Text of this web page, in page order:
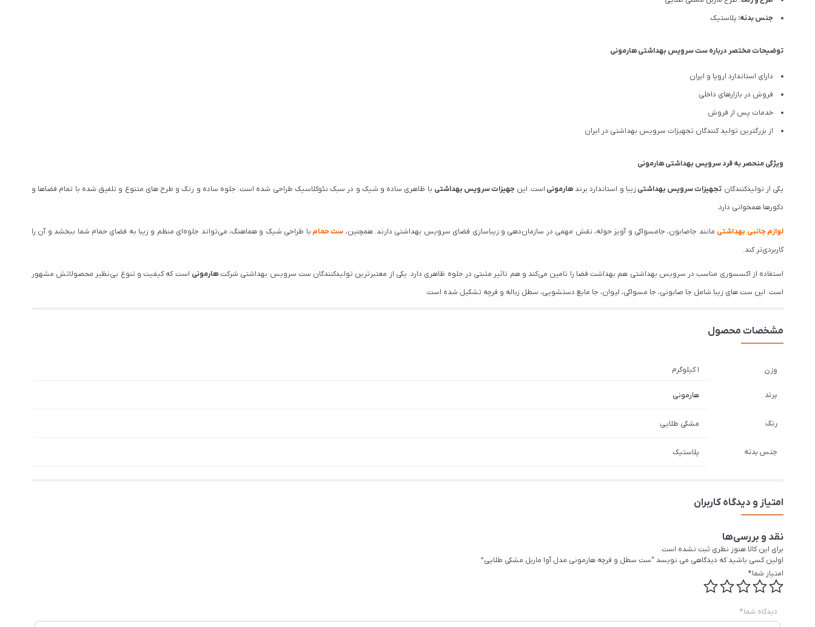
جنس بدنه: پلاستیک
توضیحات مختصر درباره ست سرویس بهداشتی هارمونی
دارای استاندارد اروپا و ایران
فروش در بازارهای داخلی
خدمات پس از فروش
از بزرگترین تولید کنندگان تجهیزات سرویس بهداشتی در ایران
ویژگی منحصر به فرد سرویس بهداشتی هارمونی
یکی از تولیدکنندگان تجهیزات سرویس بهداشتی زیبا و استاندارد برندهارمونی است. این جهیزات سرویس بهداشتی با ظاهری ساده و شیک و در سبک نئوکلاسیک طراحی شده است. جلوه ساده و رنگ و طرح های متنوع و تلفیق شده با تمام فضاها و
دکورها همخوانی دارد.
لوازم جانبی بهداشتی مانند جا‌صابون، جا‌مسواکی و آویز حوله، نقش مهمی در سازمان‌دهی و زیباسازی فضای سرویس بهداشتی دارند. همچنین، ست حمام با طراحی شیک و هماهنگ، می‌تواند جلوه‌ای منظم و زیبا به فضای حمام شما ببخشد و آن را
کاربردی‌تر کند.
استفاده از اکسسوری‌ مناسب در سرویس بهداشتی هم بهداشت فضا را تامین می‌کند و هم تاثیر مثبتی در جلوه ظاهری دارد. یکی از معتبرترین تولیدکنندگان ست سرویس بهداشتی شرکتهارمونی است که کیفیت و تنوع بی‌نظیر محصولاتش مشهور
است. این ست های زیبا شامل جا صابونی، جا مسواکی، لیوان، جا مایع دستشویی، سطل زباله و فرچه تشکیل شده است.
مشخصات محصول
وزن 1 کیلوگرم
برند هارمونی
رنگ مشکی طلایی
جنس بدنه پلاستیک
امتیاز و دیدگاه کاربران
نقد و بررسی‌ها
برای این کالا هنوز نظری ثبت نشده است.
اولین کسی باشید که دیدگاهی می نویسد “ست سطل و فرچه هارمونی مدل آوا ماربل مشکی طلایی”
امتیاز شما*
دیدگاه شما*